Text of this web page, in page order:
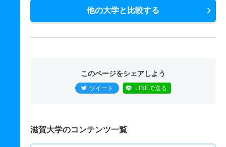
他の大学と比較する
このページをシェアしよう
ツイート LINEで送る
滋賀大学のコンテンツ一覧